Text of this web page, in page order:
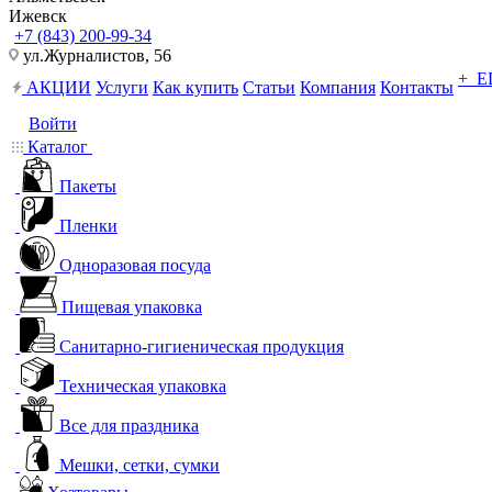
Ижевск
+7 (843) 200-99-34
ул.Журналистов, 56
АКЦИИ Услуги Как купить Статьи Компания Контакты +
Войти
Каталог
Пакеты
Пленки
Одноразовая посуда
Пищевая упаковка
Санитарно-гигиеническая продукция
Техническая упаковка
Все для праздника
Мешки, сетки, сумки